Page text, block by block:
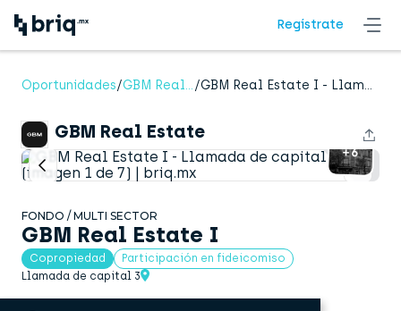
presenta
Regístrate
Oportunidades/ GBM Real Estate/ GBM Real Estate I - Llamada de capital 3
GBM Real Estate
+6
FONDO / MULTI SECTOR
GBM Real Estate I
Copropiedad
Participación en fideicomiso
Llamada de capital 3